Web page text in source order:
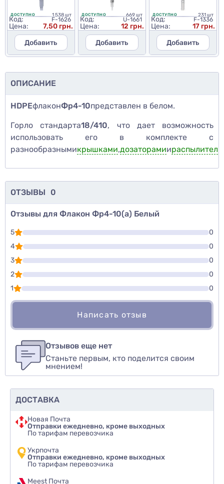
ДОСТУПНО 1 538 шт
Код: F-1626
Цена:
7,50 грн.
Добавить
ДОСТУПНО 669 шт
Код: U-1661
Цена:
12 грн.
Добавить
ДОСТУПНО 231 шт
Код: F-1336
Цена:
17 грн.
Добавить
ОПИСАНИЕ
HDPEфлаконФр4-10представлен в белом.
Горло стандарта18/410, что дает возможность
использовать его в комплекте с
разнообразнымикрышками,дозаторамии
ОТЗЫВЫ 0
Отзывы для Флакон Фр4-10(а) Белый
5
0
4
0
3
0
2
0
1
0
Написать отзыв
авторизуйтесь иливойдите
Оценить товар
Отзывов еще нет
Станьте первым, кто поделится своим
мнением!
ДОСТАВКА
Новая Почта
Отправки ежедневно, кроме выходных
По тарифам перевозчика
Укрпочта
Отправки ежедневно, кроме выходных
По тарифам перевозчика
Meest Почта